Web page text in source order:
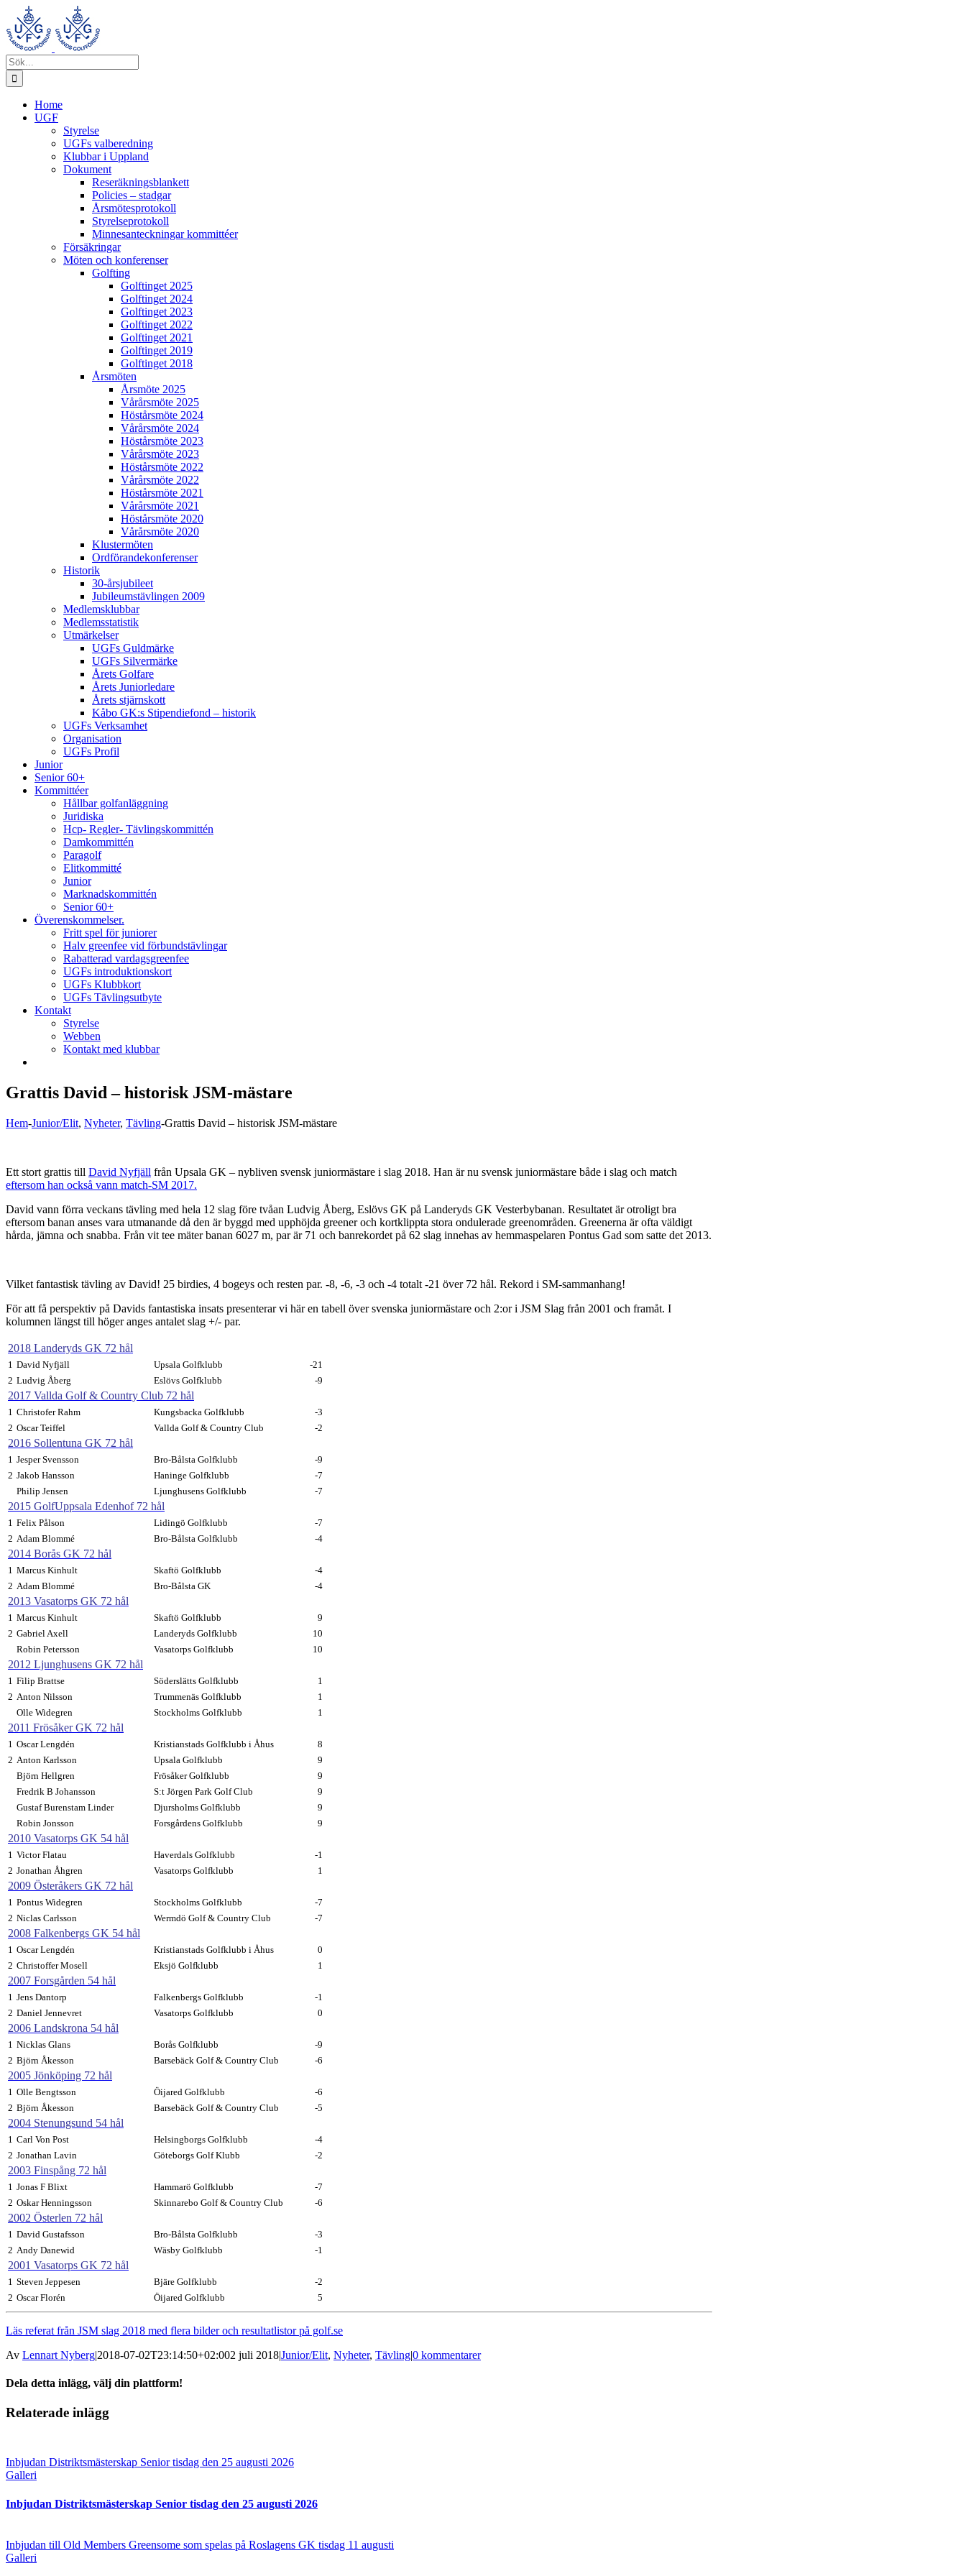
Fortsätt
till
innehållet
Sök
efter:
Home
UGF
Styrelse
UGFs valberedning
Klubbar i Uppland
Dokument
Reseräkningsblankett
Policies – stadgar
Årsmötesprotokoll
Styrelseprotokoll
Minnesanteckningar kommittéer
Försäkringar
Möten och konferenser
Golfting
Golftinget 2025
Golftinget 2024
Golftinget 2023
Golftinget 2022
Golftinget 2021
Golftinget 2019
Golftinget 2018
Årsmöten
Årsmöte 2025
Vårårsmöte 2025
Höstårsmöte 2024
Vårårsmöte 2024
Höstårsmöte 2023
Vårårsmöte 2023
Höstårsmöte 2022
Vårårsmöte 2022
Höstårsmöte 2021
Vårårsmöte 2021
Höstårsmöte 2020
Vårårsmöte 2020
Klustermöten
Ordförandekonferenser
Historik
30-årsjubileet
Jubileumstävlingen 2009
Medlemsklubbar
Medlemsstatistik
Utmärkelser
UGFs Guldmärke
UGFs Silvermärke
Årets Golfare
Årets Juniorledare
Årets stjärnskott
Kåbo GK:s Stipendiefond – historik
UGFs Verksamhet
Organisation
UGFs Profil
Junior
Senior 60+
Kommittéer
Hållbar golfanläggning
Juridiska
Hcp- Regler- Tävlingskommittén
Damkommittén
Paragolf
Elitkommitté
Junior
Marknadskommittén
Senior 60+
Överenskommelser.
Fritt spel för juniorer
Halv greenfee vid förbundstävlingar
Rabatterad vardagsgreenfee
UGFs introduktionskort
UGFs Klubbkort
UGFs Tävlingsutbyte
Kontakt
Styrelse
Webben
Kontakt med klubbar
Grattis David – historisk JSM-mästare
Hem-Junior/Elit, Nyheter, Tävling-Grattis David – historisk JSM-mästare
Ett stort grattis till David Nyfjäll från Upsala GK – nybliven svensk juniormästare i slag 2018. Han är nu svensk juniormästare både i slag och match
eftersom han också vann match-SM 2017.
David vann förra veckans tävling med hela 12 slag före tvåan Ludvig Åberg, Eslövs GK på Landeryds GK Vesterbybanan. Resultatet är otroligt bra
eftersom banan anses vara utmanande då den är byggd med upphöjda greener och kortklippta stora ondulerade greenområden. Greenerna är ofta väldigt
hårda, jämna och snabba. Från vit tee mäter banan 6027 m, par är 71 och banrekordet på 62 slag innehas av hemmaspelaren Pontus Gad som satte det 2013.
Vilket fantastisk tävling av David! 25 birdies, 4 bogeys och resten par. -8, -6, -3 och -4 totalt -21 över 72 hål. Rekord i SM-sammanhang!
För att få perspektiv på Davids fantastiska insats presenterar vi här en tabell över svenska juniormästare och 2:or i JSM Slag från 2001 och framåt. I
kolumnen längst till höger anges antalet slag +/- par.
2018 Landeryds GK 72 hål
1 David Nyfjäll Upsala Golfklubb
-21
2 Ludvig Åberg Eslövs Golfklubb -9
2017 Vallda Golf & Country Club 72 hål
1 Christofer Rahm Kungsbacka Golfklubb
-3
2 Oscar Teiffel Vallda Golf & Country Club -2
2016 Sollentuna GK 72 hål
1 Jesper Svensson Bro-Bålsta Golfklubb
-9
2 Jakob Hansson Haninge Golfklubb
-7
Philip Jensen
Ljunghusens Golfklubb -7
2015 GolfUppsala Edenhof 72 hål
1 Felix Pålson Lidingö Golfklubb
-7
2 Adam Blommé Bro-Bålsta Golfklubb -4
2014 Borås GK 72 hål
1 Marcus Kinhult Skaftö Golfklubb
-4
2 Adam Blommé Bro-Bålsta GK -4
2013 Vasatorps GK 72 hål
1 Marcus Kinhult Skaftö Golfklubb
9
2 Gabriel Axell Landeryds Golfklubb
10
Robin Petersson
Vasatorps Golfklubb 10
2012 Ljunghusens GK 72 hål
1 Filip Brattse Söderslätts Golfklubb
1
2 Anton Nilsson Trummenäs Golfklubb
1
Olle Widegren
Stockholms Golfklubb 1
2011 Frösåker GK 72 hål
1 Oscar Lengdén Kristianstads Golfklubb i Åhus
8
2 Anton Karlsson Upsala Golfklubb
9
Björn Hellgren
Frösåker Golfklubb
9
Fredrik B Johansson
S:t Jörgen Park Golf Club
9
Gustaf Burenstam Linder
Djursholms Golfklubb
9
Robin Jonsson
Forsgårdens Golfklubb 9
2010 Vasatorps GK 54 hål
1 Victor Flatau Haverdals Golfklubb
-1
2 Jonathan Åhgren Vasatorps Golfklubb 1
2009 Österåkers GK 72 hål
1 Pontus Widegren Stockholms Golfklubb
-7
2 Niclas Carlsson Wermdö Golf & Country Club -7
2008 Falkenbergs GK 54 hål
1 Oscar Lengdén Kristianstads Golfklubb i Åhus
0
2 Christoffer Mosell Eksjö Golfklubb 1
2007 Forsgården 54 hål
1 Jens Dantorp Falkenbergs Golfklubb
-1
2 Daniel Jennevret Vasatorps Golfklubb 0
2006 Landskrona 54 hål
1 Nicklas Glans Borås Golfklubb
-9
2 Björn Åkesson Barsebäck Golf & Country Club -6
2005 Jönköping 72 hål
1 Olle Bengtsson Öijared Golfklubb
-6
2 Björn Åkesson Barsebäck Golf & Country Club -5
2004 Stenungsund 54 hål
1 Carl Von Post Helsingborgs Golfklubb
-4
2 Jonathan Lavin Göteborgs Golf Klubb -2
2003 Finspång 72 hål
1 Jonas F Blixt Hammarö Golfklubb
-7
2 Oskar Henningsson Skinnarebo Golf & Country Club -6
2002 Österlen 72 hål
1 David Gustafsson Bro-Bålsta Golfklubb
-3
2 Andy Danewid Wäsby Golfklubb -1
2001 Vasatorps GK 72 hål
1 Steven Jeppesen Bjäre Golfklubb
-2
2 Oscar Florén Öijared Golfklubb 5
Läs referat från JSM slag 2018 med flera bilder och resultatlistor på golf.se
Av Lennart Nyberg|2018-07-02T23:14:50+02:002 juli 2018|Junior/Elit, Nyheter, Tävling|0 kommentarer
Dela detta inlägg, välj din plattform!
Facebook
Twitter
Reddit
LinkedIn
Tumblr
Pinterest
Vk
E-
Relaterade inlägg
Inbjudan Distriktsmästerskap Senior tisdag den 25 augusti 2026
Galleri
Inbjudan Distriktsmästerskap Senior tisdag den 25 augusti 2026
Inbjudan till Old Members Greensome som spelas på Roslagens GK tisdag 11 augusti
Galleri
Tour
Åland 2024
Golf Tour 2022
Golf Tour 2021
Golf Tour 2020
Masters 2019